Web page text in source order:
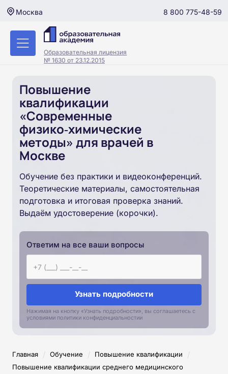
Москва 8 800 775-48-59
Образовательная лицензия
№ 1630 от 23.12.2015
Повышение
квалификации
«Современные
физико‑химические
методы» для врачей в
Москве
Обучение без практики и видеоконференций.
Теоретические материалы, самостоятельная
подготовка и итоговая проверка знаний.
Выдаём удостоверение (корочки).
Ответим на все ваши вопросы
Узнать подробности
Нажимая на кнопку «Узнать подробности», вы соглашаетесь с
условиями политики конфиденциальностии
Главная / Обучение / Повышение квалификации /
Повышение квалификации среднего медицинского